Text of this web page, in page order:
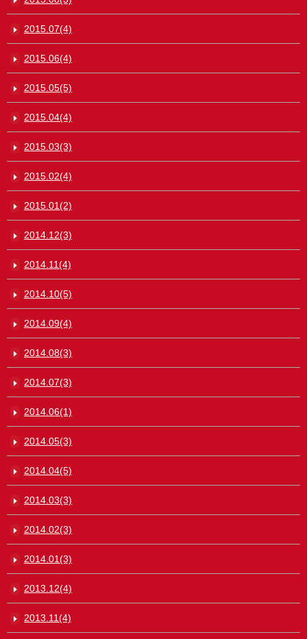
2015.07(4)
2015.06(4)
2015.05(5)
2015.04(4)
2015.03(3)
2015.02(4)
2015.01(2)
2014.12(3)
2014.11(4)
2014.10(5)
2014.09(4)
2014.08(3)
2014.07(3)
2014.06(1)
2014.05(3)
2014.04(5)
2014.03(3)
2014.02(3)
2014.01(3)
2013.12(4)
2013.11(4)